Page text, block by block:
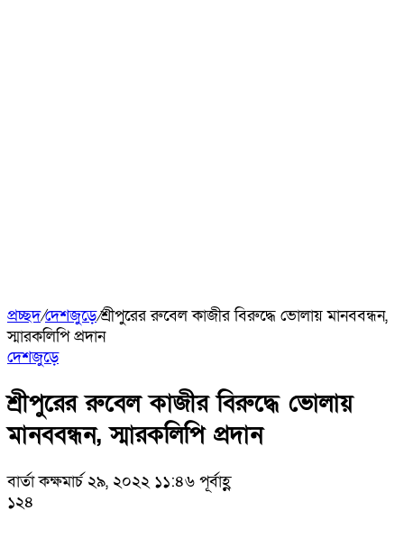
প্রচ্ছদ/দেশজুড়ে/শ্রীপুরের রুবেল কাজীর বিরুদ্ধে ভোলায় মানববন্ধন,
স্মারকলিপি প্রদান
দেশজুড়ে
শ্রীপুরের রুবেল কাজীর বিরুদ্ধে ভোলায়
মানববন্ধন, স্মারকলিপি প্রদান
বার্তা কক্ষমার্চ ২৯, ২০২২ ১১:৪৬ পূর্বাহ্ণ
১২৪